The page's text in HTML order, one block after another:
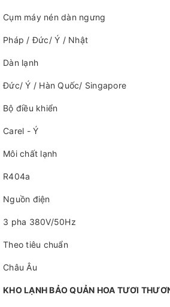
Cụm máy nén dàn ngưng
Pháp / Đức/ Ý / Nhật
Dàn lạnh
Đức/ Ý / Hàn Quốc/ Singapore
Bộ điều khiển
Carel - Ý
Môi chất lạnh
R404a
Nguồn điện
3 pha 380V/50Hz
Theo tiêu chuẩn
Châu Âu
KHO LẠNH BẢO QUẢN HOA TƯƠI